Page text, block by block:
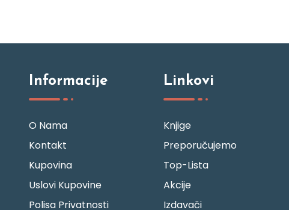
Informacije
O Nama
Kontakt
Kupovina
Uslovi Kupovine
Polisa Privatnosti
Linkovi
Knjige
Preporučujemo
Top-Lista
Akcije
Izdavači